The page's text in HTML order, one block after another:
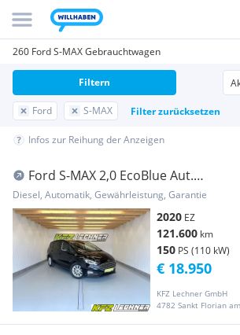
260 Ford S-MAX Gebrauchtwagen
Ford S-MAX Filter zurücksetzen
Filtern
Infos zur Reihung der Anzeigen
Ford S-MAX 2,0 EcoBlue Aut.
''LED*SITZH*NAVI*R-KAM''
Diesel, Automatik, Gewährleistung, Garantie
2020 EZ
121.600 km
150 PS (110 kW)
KFZ Lechner GmbH
4782 Sankt Florian
€ 18.950